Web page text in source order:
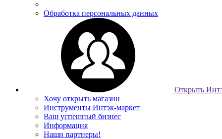
Обработка персональных данных
Открыть
Хочу открыть магазин
Инструменты Интэк-маркет
Ваш успешный бизнес
Информация
Наши партнеры!